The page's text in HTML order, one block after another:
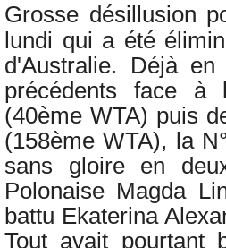
Grosse désillusion
lundi qui a été
d'Australie. Déjà
précédents face à
(40ème WTA) puis
(158ème WTA), la
sans gloire en
Polonaise Magda
battu Ekaterina
Tout avait pourtant